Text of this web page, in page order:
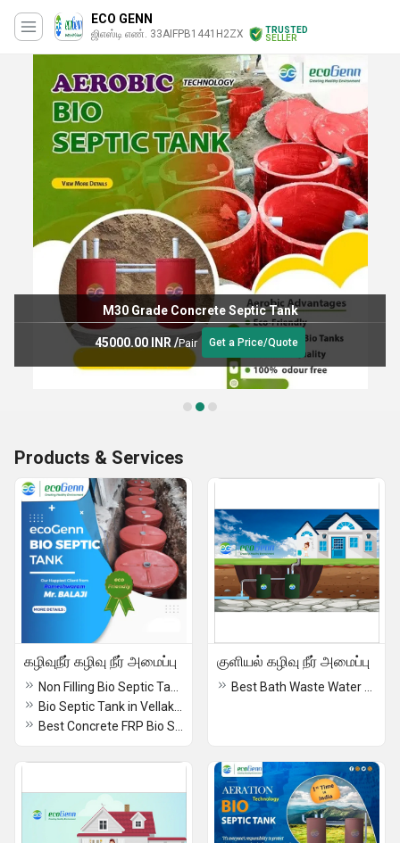
ECO GENN
ஜிஎஸ்டி எண். 33AIFPB1441H2ZX
TRUSTED
SELLER
M30 Grade Concrete Septic Tank
45000.00 INR /Pair Get a Price/Quote
Products & Services
கழிவுநீர் கழிவு நீர் அமைப்பு குளியல் கழிவு நீர் அமைப்பு